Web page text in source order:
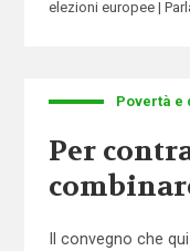
elezioni europee
Povertà e
Per
Il convegno che